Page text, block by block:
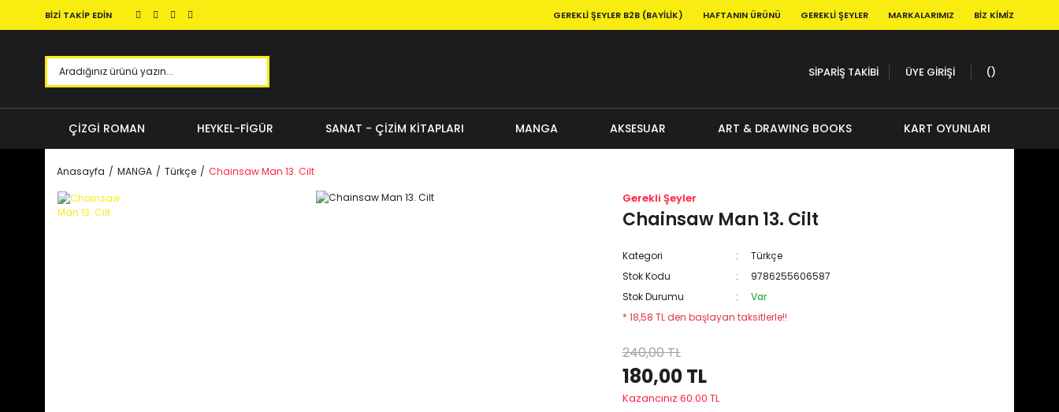
BİZİ TAKİP EDİN GEREKLI ŞEYLER B2B (BAYILIK) HAFTANIN ÜRÜNÜ GEREKLI ŞEYLER MARKALARIMIZ BIZ KIMIZ
SİPARİŞ TAKİBİ ÜYE GİRİŞİ
ÇİZGİ ROMAN HEYKEL-FİGÜR SANAT - ÇİZİM KİTAPLARI MANGA AKSESUAR ART & DRAWING BOOKS KART OYUNLARI
Anasayfa MANGA Türkçe Chainsaw Man 13. Cilt
Gerekli Şeyler
Chainsaw Man 13. Cilt
Kategori
Türkçe
Stok Kodu
9786255606587
Stok Durumu
Var
* 18,58 TL den başlayan taksitlerle!!
240,00 TL
180,00 TL
Kazancınız 60.00 TL